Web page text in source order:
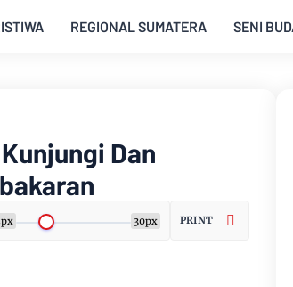
REGIONAL SUMATERA SENI
Dan
30px PRINT